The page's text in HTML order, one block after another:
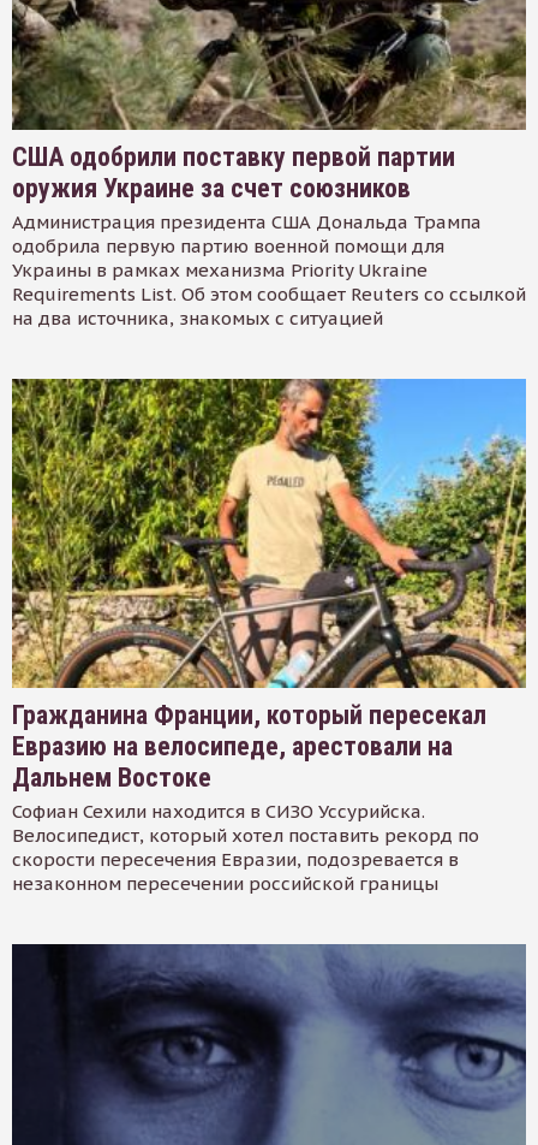
США одобрили поставку первой партии
оружия Украине за счет союзников
Администрация президента США Дональда Трампа
одобрила первую партию военной помощи для
Украины в рамках механизма Priority Ukraine
Requirements List. Об этом сообщает Reuters со ссылкой
на два источника, знакомых с ситуацией
Гражданина Франции, который пересекал
Евразию на велосипеде, арестовали на
Дальнем Востоке
Софиан Сехили находится в СИЗО Уссурийска.
Велосипедист, который хотел поставить рекорд по
скорости пересечения Евразии, подозревается в
незаконном пересечении российской границы